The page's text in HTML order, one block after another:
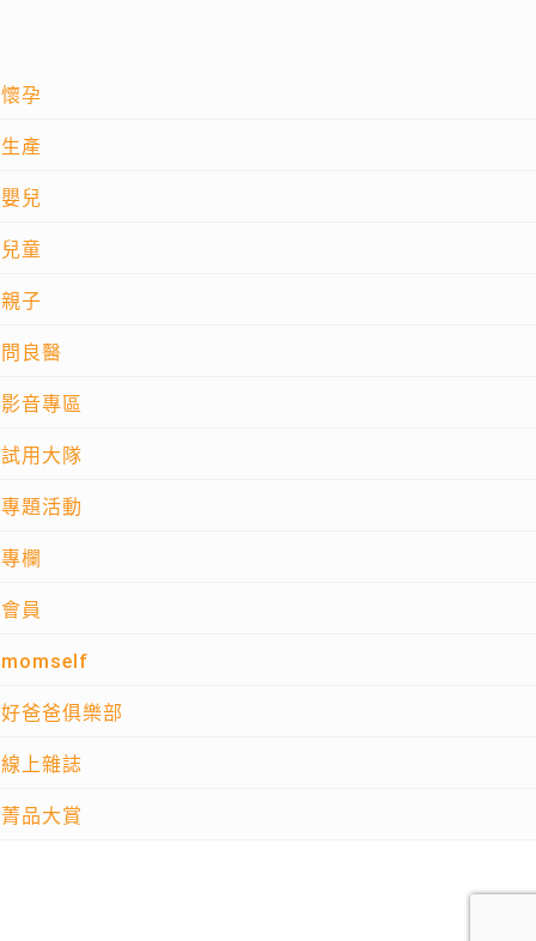
懷孕
生產
嬰兒
兒童
親子
問良醫
影音專區
試用大隊
專題活動
專欄
會員
momself
好爸爸俱樂部
線上雜誌
菁品大賞